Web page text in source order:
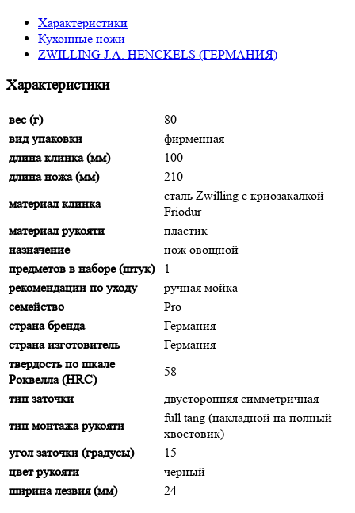
Характеристики
Кухонные ножи
ZWILLING J.A. HENCKELS (ГЕРМАНИЯ)
Характеристики
вес (г)
80
вид упаковки
фирменная
длина клинка (мм)
100
длина ножа (мм)
210
материал клинка
сталь Zwilling с криозакалкой
Friodur
материал рукояти
пластик
назначение
нож овощной
предметов в наборе (штук)
1
рекомендации по уходу
ручная мойка
семейство
Pro
страна бренда
Германия
страна изготовитель
Германия
твердость по шкале
Роквелла (HRC)
58
тип заточки
двусторонняя симметричная
тип монтажа рукояти
full tang (накладной на полный
хвостовик)
угол заточки (градусы)
15
цвет рукояти
черный
ширина лезвия (мм)
24